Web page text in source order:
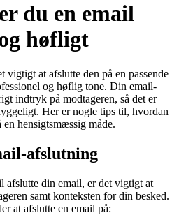
du en email
høfligt
vigtigt at afslutte den på en passende
og høflig tone. Din email-
indtryk på modtageren, så det er
Her er nogle tips til, hvordan
hensigtsmæssig måde.
afslutning
din email, er det vigtigt at
samt konteksten for din besked.
at afslutte en email på: